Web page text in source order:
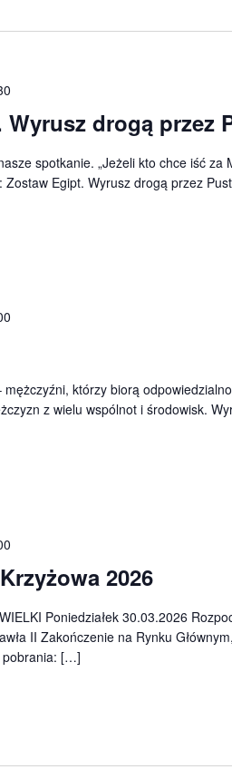
drogą przez
spotkanie. „Jeżeli kto chce iść za
Zostaw Egipt. Wyrusz drogą przez
którzy biorą
z wielu wspólnot i środowisk.
2026
Poniedziałek 30.03.2026
II Zakończenie na Rynku
pobrania: […]